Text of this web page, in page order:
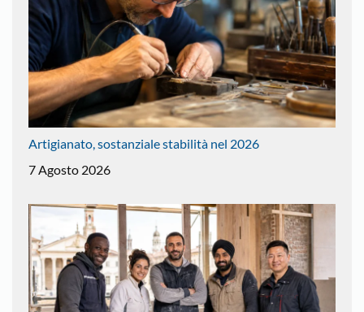
Artigianato, sostanziale stabilità nel 2026
7 Agosto 2026